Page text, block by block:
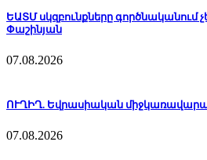
ԵԱՏՄ սկզբունքները գործնականում
Փաշինյան
07.08.2026
ՈՒՂԻՂ. Եվրասիական
07.08.2026